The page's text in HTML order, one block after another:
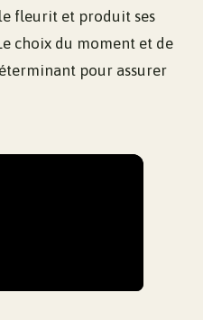
fleurit et produit ses
choix du moment et de
pour assurer